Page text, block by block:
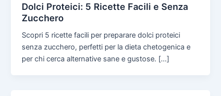
Dolci Proteici: 5 Ricette Facili e Senza
Zucchero
Scopri 5 ricette facili per preparare dolci proteici
senza zucchero, perfetti per la dieta chetogenica e
per chi cerca alternative sane e gustose. […]